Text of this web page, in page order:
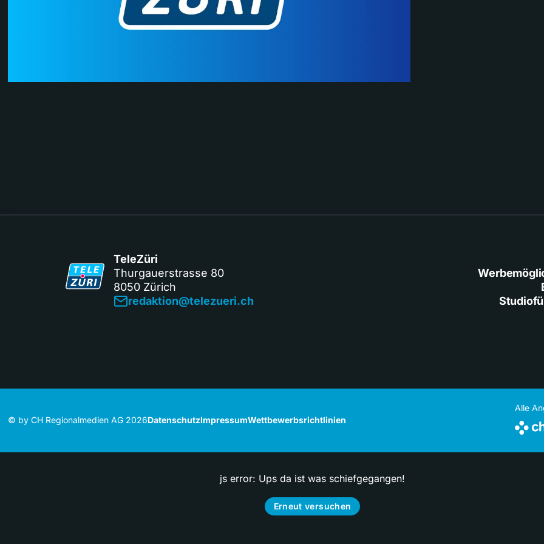
TeleZüri
Thurgauerstrasse 80
8050 Zürich
redaktion@telezueri.ch
© by CH Regionalmedien AG 2026DatenschutzImpressumWettbewerbsrichtlinien
Alle
js error: Ups da ist was schiefgegangen!
Erneut versuchen